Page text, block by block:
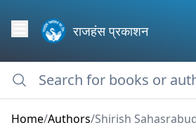
राजहंस प्रकाशन
Home/Authors/Shirish